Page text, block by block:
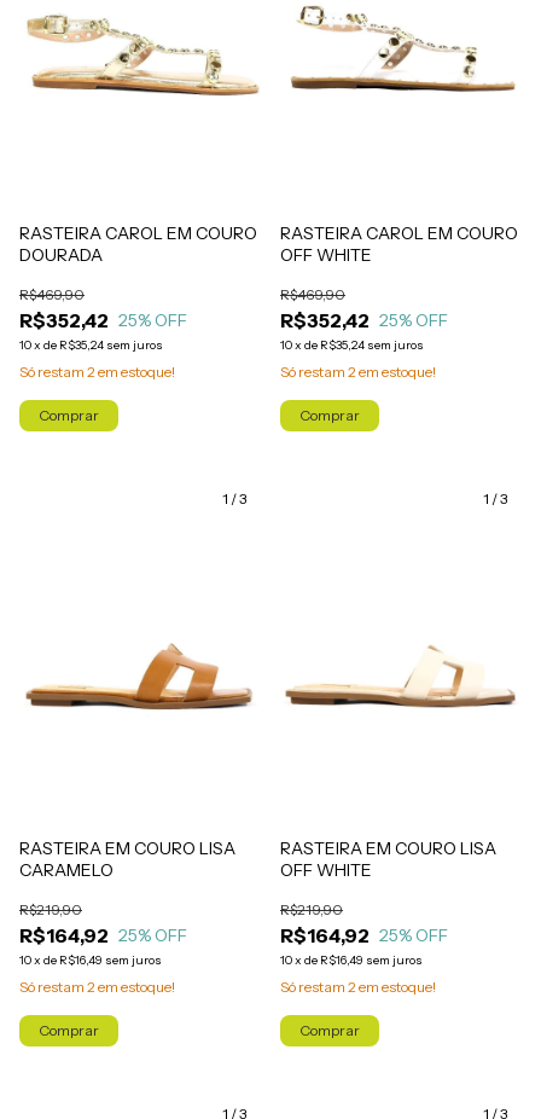
RASTEIRA CAROL EM COURO
DOURADA
R$352,42
R$469,90
25% OFF
10x de R$35,24 sem juros
Só restam 2 em estoque!
Comprar
RASTEIRA CAROL EM COURO
OFF WHITE
R$352,42
R$469,90
25% OFF
10x de R$35,24 sem juros
Só restam 2em estoque!
Comprar
1 /3
RASTEIRA EM COURO LISA
CARAMELO
R$164,92
R$219,90
25% OFF
10x de R$16,49 sem juros
Só restam 2em estoque!
Comprar
1 /3
RASTEIRA EM COURO LISA
OFF WHITE
R$164,92
R$219,90
25% OFF
10x de R$16,49 sem juros
Só restam 2em estoque!
Comprar
1 /3 1 /3